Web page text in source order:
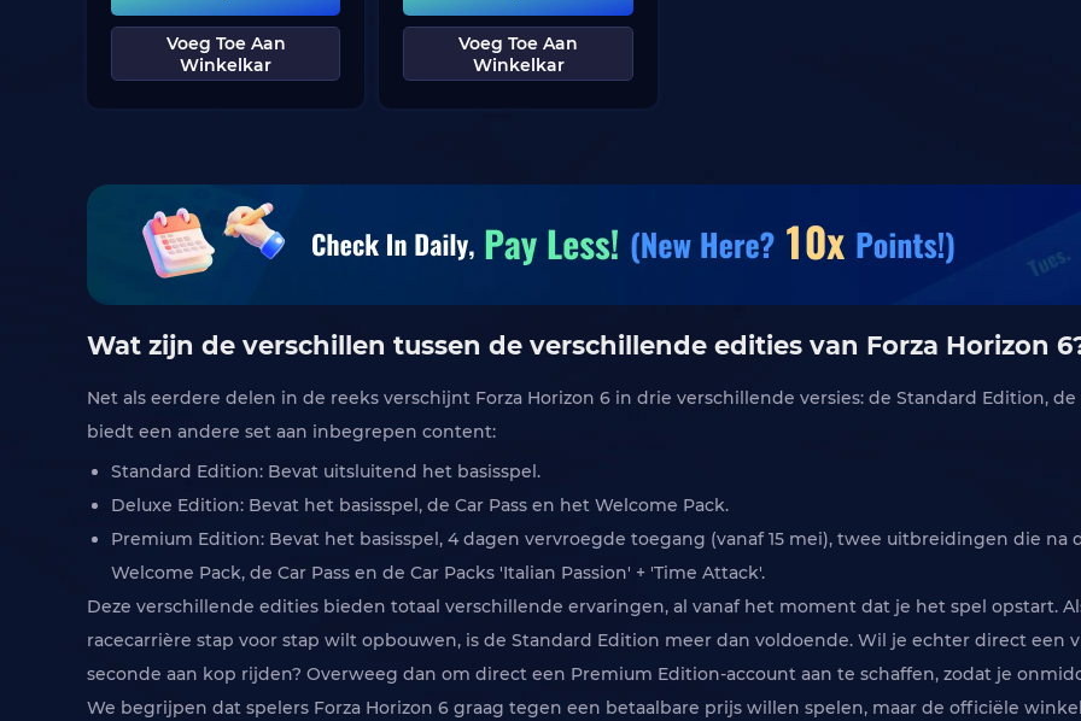
Voeg Toe Aan
Winkelkar
Voeg Toe Aan
Winkelkar
Wat zijn de verschillen tussen de verschillende edities van Forza Horizon
Net als eerdere delen in de reeks verschijnt Forza Horizon 6 in drie verschillende versies: de Standard Edition,
biedt een andere set aan inbegrepen content:
Standard Edition: Bevat uitsluitend het basisspel.
Deluxe Edition: Bevat het basisspel, de Car Pass en het Welcome Pack.
Premium Edition: Bevat het basisspel, 4 dagen vervroegde toegang (vanaf 15 mei), twee uitbreidingen die
Welcome Pack, de Car Pass en de Car Packs 'Italian Passion' + 'Time Attack'.
Deze verschillende edities bieden totaal verschillende ervaringen, al vanaf het moment dat je het spel opstart.
racecarrière stap voor stap wilt opbouwen, is de Standard Edition meer dan voldoende. Wil je echter direct een
seconde aan kop rijden? Overweeg dan om direct een Premium Edition-account aan te schaffen, zodat je
We begrijpen dat spelers Forza Horizon 6 graag tegen een betaalbare prijs willen spelen, maar de officiële